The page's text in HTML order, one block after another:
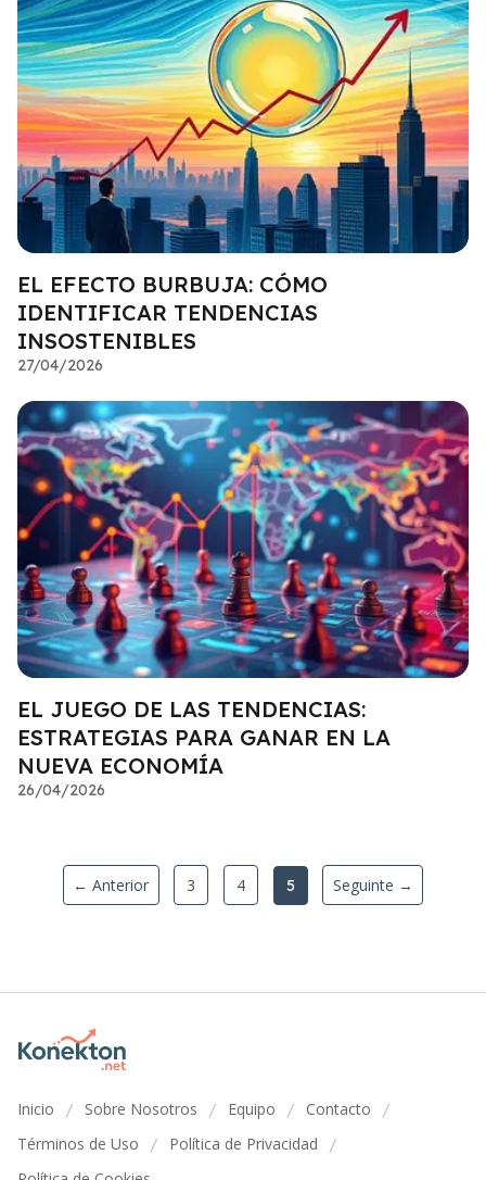
EL EFECTO BURBUJA: CÓMO
IDENTIFICAR TENDENCIAS
INSOSTENIBLES
27/04/2026
EL JUEGO DE LAS TENDENCIAS:
ESTRATEGIAS PARA GANAR EN LA
NUEVA ECONOMÍA
26/04/2026
← Anterior 3 4 5 Seguinte →
Inicio / Sobre Nosotros / Equipo / Contacto /
Términos de Uso / Política de Privacidad /